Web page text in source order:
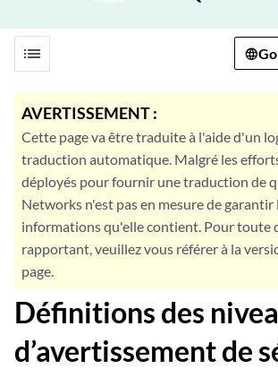
list
AVERTISSEMENT :
Cette page va être traduite à l'aide d'un
traduction automatique. Malgré les
déployés pour fournir une traduction de
Networks n'est pas en mesure de
informations qu'elle contient. Pour toute
rapportant, veuillez vous référer à la
page.
Définitions des
d’avertissement de